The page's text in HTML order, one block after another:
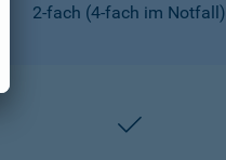
2-fach (4-fach im Notfall)
enthalten